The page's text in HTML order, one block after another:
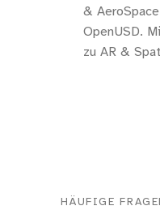
&
OpenUSD.
zu AR &
HÄUFIGE